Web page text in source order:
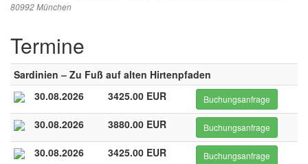
80992 München
Termine
Sardinien – Zu Fuß auf alten Hirtenpfaden
30.08.2026
3425.00 EUR Buchungsanfrage
30.08.2026 3880.00 EUR Buchungsanfrage
30.08.2026 3425.00 EUR Buchungsanfrage